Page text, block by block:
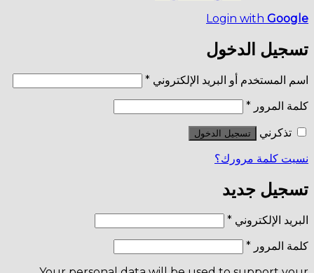
Login with Google
تسجيل الدخول
اسم المستخدم أو البريد الإلكتروني *
كلمة المرور *
تذكرني
تسجيل الدخول
نسيت كلمة مرورك؟
تسجيل جديد
البريد الإلكتروني *
كلمة المرور *